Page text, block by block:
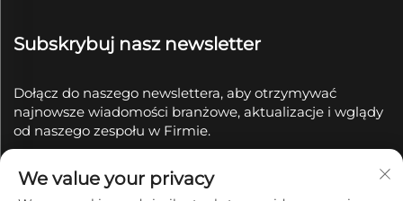
Subskrybuj nasz newsletter
Dołącz do naszego newslettera, aby otrzymywać
najnowsze wiadomości branżowe, aktualizacje i wglądy
od naszego zespołu w Firmie.
We value your privacy